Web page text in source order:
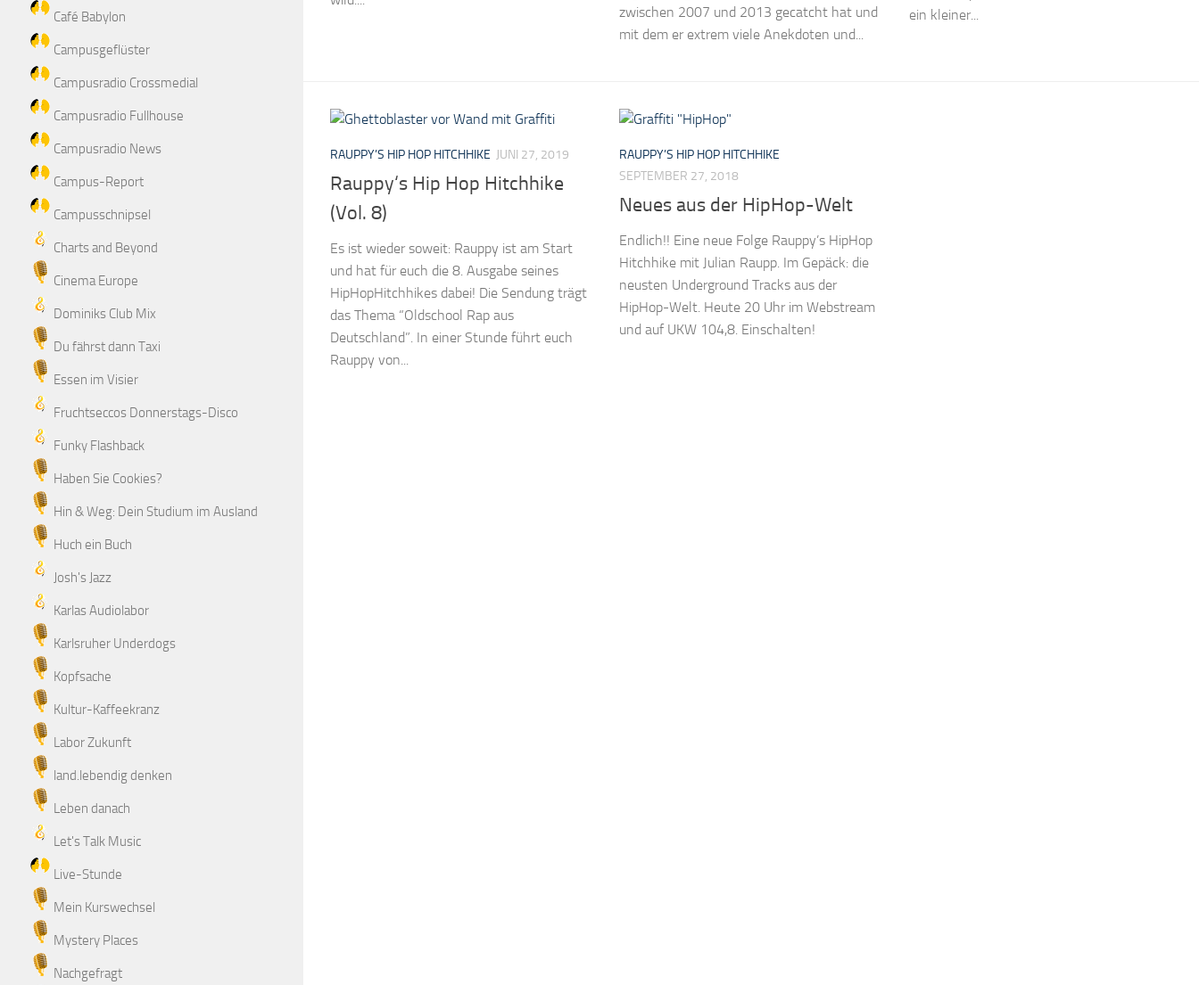
zwischen 2007 und 2013 gecatcht hat und
mit dem er extrem viele Anekdoten und...
ein kleiner...
RAUPPY’S HIP HOP HITCHHIKE JUNI 27, 2019
Rauppy‘s Hip Hop Hitchhike
(Vol. 8)
Es ist wieder soweit: Rauppy ist am Start
und hat für euch die 8. Ausgabe seines
HipHopHitchhikes dabei! Die Sendung trägt
das Thema “Oldschool Rap aus
Deutschland”. In einer Stunde führt euch
Rauppy von...
RAUPPY’S HIP HOP HITCHHIKE
SEPTEMBER 27, 2018
Neues aus der HipHop-Welt
Endlich!! Eine neue Folge Rauppy’s HipHop
Hitchhike mit Julian Raupp. Im Gepäck: die
neusten Underground Tracks aus der
HipHop-Welt. Heute 20 Uhr im Webstream
und auf UKW 104,8. Einschalten!
Café Babylon
Campusgeflüster
Campusradio Crossmedial
Campusradio Fullhouse
Campusradio News
Campus-Report
Campusschnipsel
Charts and Beyond
Cinema Europe
Dominiks Club Mix
Du fährst dann Taxi
Essen im Visier
Fruchtseccos Donnerstags-Disco
Funky Flashback
Haben Sie Cookies?
Hin & Weg: Dein Studium im Ausland
Huch ein Buch
Josh's Jazz
Karlas Audiolabor
Karlsruher Underdogs
Kopfsache
Kultur-Kaffeekranz
Labor Zukunft
land.lebendig denken
Leben danach
Let's Talk Music
Live-Stunde
Mein Kurswechsel
Mystery Places
Nachgefragt